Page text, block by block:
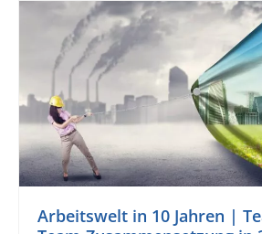
Arbeitswelt in 10 Jahren |